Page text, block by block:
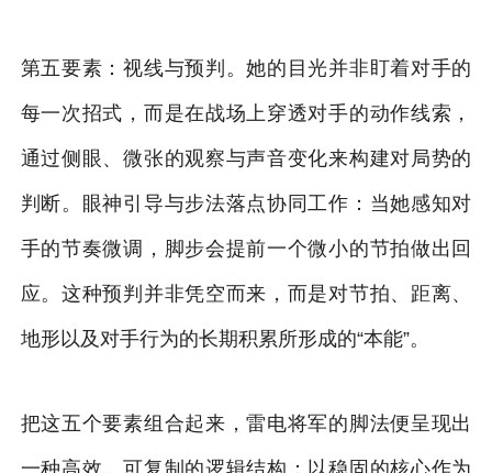
第五要素：视线与预判。她的目光并非盯着对手的
每一次招式，而是在战场上穿透对手的动作线索，
通过侧眼、微张的观察与声音变化来构建对局势的
判断。眼神引导与步法落点协同工作：当她感知对
手的节奏微调，脚步会提前一个微小的节拍做出回
应。这种预判并非凭空而来，而是对节拍、距离、
地形以及对手行为的长期积累所形成的“本能”。
把这五个要素组合起来，雷电将军的脚法便呈现出
一种高效、可复制的逻辑结构：以稳固的核心作为